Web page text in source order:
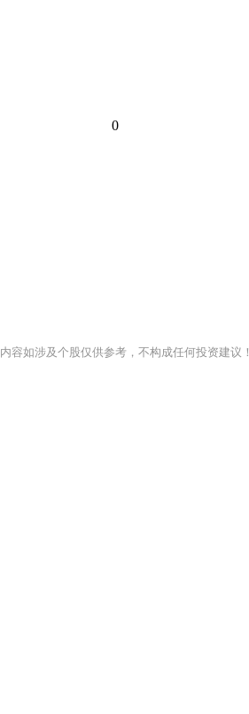
0
内容如涉及个股仅供参考，不构成任何投资建议